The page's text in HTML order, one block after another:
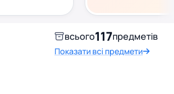
всього117предметів
Показати всі предмети